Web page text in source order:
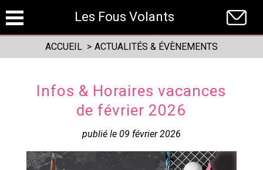
Les Fous Volants
ACCUEIL > ACTUALITÉS & ÉVÈNEMENTS
Infos & Horaires vacances
de février 2026
publié le 09 février 2026